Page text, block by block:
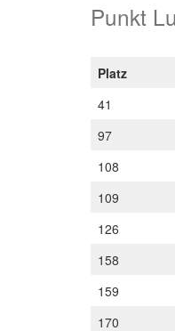
Punkt
Platz
41
97
108
109
126
158
159
170